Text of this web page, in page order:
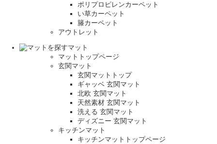
ポリプロピレンカーペット
い草カーペット
籐カーペット
アウトレット
マット
マットトップページ
玄関マット
玄関マットトップ
ギャッベ 玄関マット
北欧 玄関マット
天然素材 玄関マット
洗える 玄関マット
ディズニー 玄関マット
キッチンマット
キッチンマットトップページ